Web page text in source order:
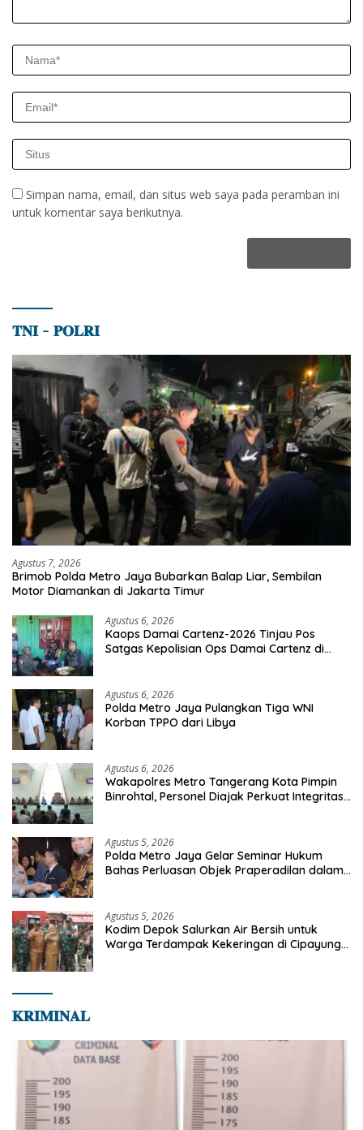
Simpan nama, email, dan situs web saya pada peramban ini
untuk komentar saya berikutnya.
𝐓𝐍𝐈 – 𝐏𝐎𝐋𝐑𝐈
Agustus 7, 2026
Brimob Polda Metro Jaya Bubarkan Balap Liar, Sembilan
Motor Diamankan di Jakarta Timur
Agustus 6, 2026
Kaops Damai Cartenz-2026 Tinjau Pos
Satgas Kepolisian Ops Damai Cartenz di
Agustus 6, 2026
Polda Metro Jaya Pulangkan Tiga WNI
Korban TPPO dari Libya
Agustus 6, 2026
Wakapolres Metro Tangerang Kota Pimpin
Binrohtal, Personel Diajak Perkuat Integritas
Agustus 5, 2026
Polda Metro Jaya Gelar Seminar Hukum
Bahas Perluasan Objek Praperadilan dalam
Agustus 5, 2026
Kodim Depok Salurkan Air Bersih untuk
Warga Terdampak Kekeringan di Cipayung
𝐊𝐑𝐈𝐌𝐈𝐍𝐀𝐋